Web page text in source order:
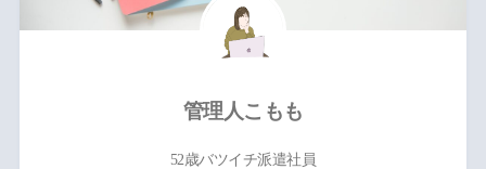
管理人こもも
52歳バツイチ派遣社員